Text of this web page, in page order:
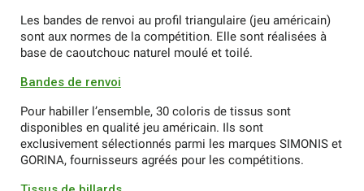
Les bandes de renvoi au profil triangulaire (jeu américain)
sont aux normes de la compétition. Elle sont réalisées à
base de caoutchouc naturel moulé et toilé.
Bandes de renvoi
Pour habiller l’ensemble, 30 coloris de tissus sont
disponibles en qualité jeu américain. Ils sont
exclusivement sélectionnés parmi les marques SIMONIS et
GORINA, fournisseurs agréés pour les compétitions.